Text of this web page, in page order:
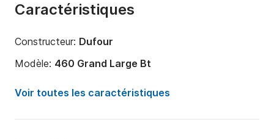
Caractéristiques
Constructeur: Dufour
Modèle: 460 Grand Large Bt
Année:
Voir toutes les caractéristiques